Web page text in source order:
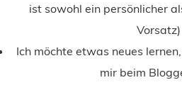
ist sowohl ein persönlicher
Vorsatz)
Ich möchte etwas neues
mir beim